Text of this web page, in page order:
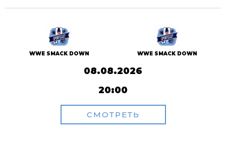
WWE SMACK DOWN WWE SMACK DOWN
08.08.2026
20:00
СМОТРЕТЬ